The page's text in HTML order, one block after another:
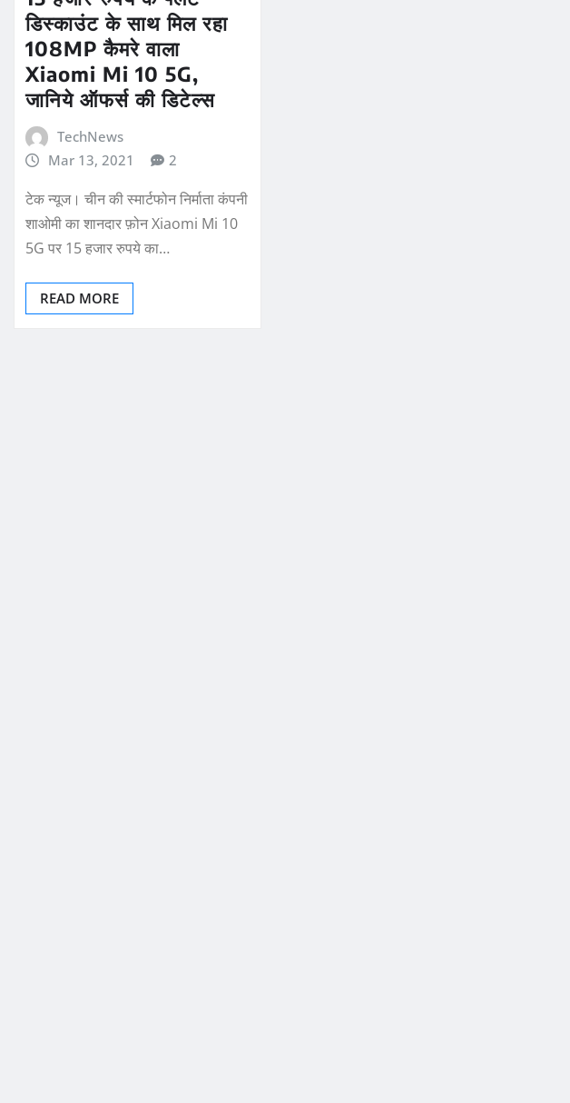
डिस्काउंट के साथ मिल रहा
108MP कैमरे वाला
Xiaomi Mi 10 5G,
जानिये ऑफर्स की डिटेल्स
TechNews
Mar 13, 2021
2
टेक न्यूज। चीन की स्मार्टफोन निर्माता कंपनी
शाओमी का शानदार फ़ोन Xiaomi Mi 10
5G पर 15 हजार रुपये का…
READ MORE